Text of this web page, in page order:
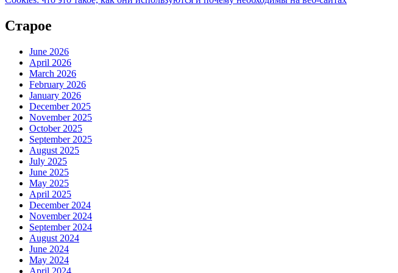
Старое
June 2026
April 2026
March 2026
February 2026
January 2026
December 2025
November 2025
October 2025
September 2025
August 2025
July 2025
June 2025
May 2025
April 2025
December 2024
November 2024
September 2024
August 2024
June 2024
May 2024
April 2024